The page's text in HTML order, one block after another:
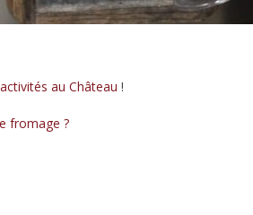
au Château !
fromage ?